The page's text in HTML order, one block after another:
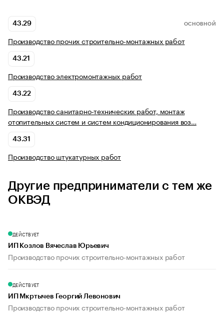
43.29 ОСНОВНОЙ
Производство прочих строительно-монтажных работ
43.21
Производство электромонтажных работ
43.22
Производство санитарно-технических работ, монтаж
отопительных систем и систем кондиционирования воз…
43.31
Производство штукатурных работ
Другие предприниматели с тем же
ОКВЭД
ДЕЙСТВУЕТ
ИП Козлов Вячеслав Юрьевич
Производство прочих строительно-монтажных работ
ДЕЙСТВУЕТ
ИП Мкртычев Георгий Левонович
Производство прочих строительно-монтажных работ